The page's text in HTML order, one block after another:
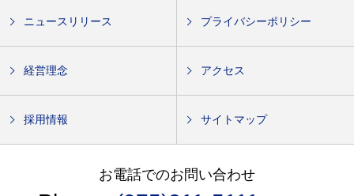
ニュースリリース プライバシーポリシー
経営理念 アクセス
採用情報 サイトマップ
お電話でのお問い合わせ